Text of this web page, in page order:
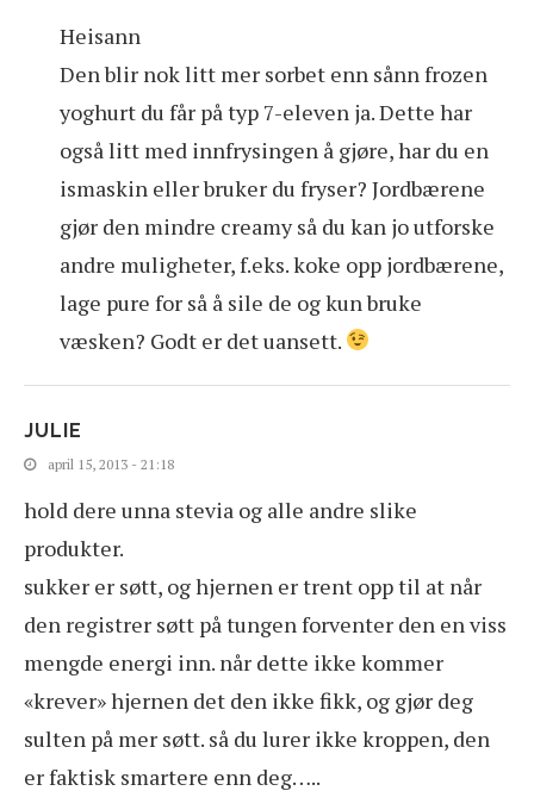
Heisann
Den blir nok litt mer sorbet enn sånn frozen
yoghurt du får på typ 7-eleven ja. Dette har
også litt med innfrysingen å gjøre, har du en
ismaskin eller bruker du fryser? Jordbærene
gjør den mindre creamy så du kan jo utforske
andre muligheter, f.eks. koke opp jordbærene,
lage pure for så å sile de og kun bruke
væsken? Godt er det uansett.
JULIE
april 15, 2013 - 21:18
hold dere unna stevia og alle andre slike
produkter.
sukker er søtt, og hjernen er trent opp til at når
den registrer søtt på tungen forventer den en viss
mengde energi inn. når dette ikke kommer
«krever» hjernen det den ikke fikk, og gjør deg
sulten på mer søtt. så du lurer ikke kroppen, den
er faktisk smartere enn deg…..